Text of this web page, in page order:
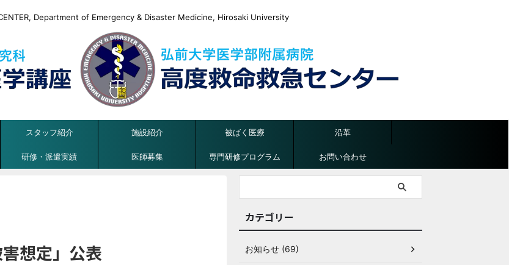
Department of Emergency & Disaster Medicine, Hirosaki University
スタッフ紹介 施設紹介 被ばく医療 沿革
研修・派遣実績 医師募集 専門研修プログラム お問い合わせ
想定」公表
カテゴリー
お知らせ (69)